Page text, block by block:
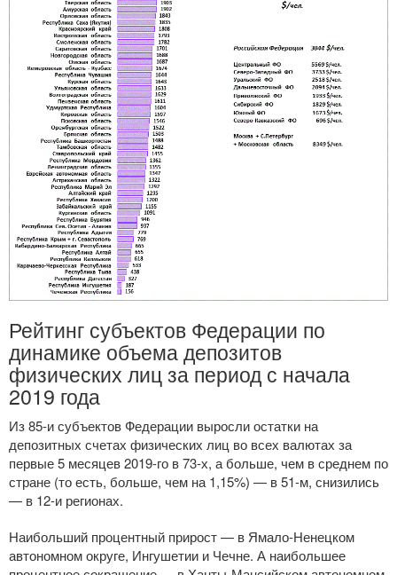
Рейтинг субъектов Федерации по
динамике объема депозитов
физических лиц за период с начала
2019 года
Из85-исубъектов Федерации выросли остатки на
депозитных счетах физических лиц во всех валютах за
первые 5 месяцев2019-го в73-х, а больше, чем в среднем по
стране (то есть, больше, чем на 1,15%) — в51-м, снизились
— в 12-и регионах.
Наибольший процентный прирост — в Ямало-Ненецком
автономном округе, Ингушетии и Чечне. А наибольшее